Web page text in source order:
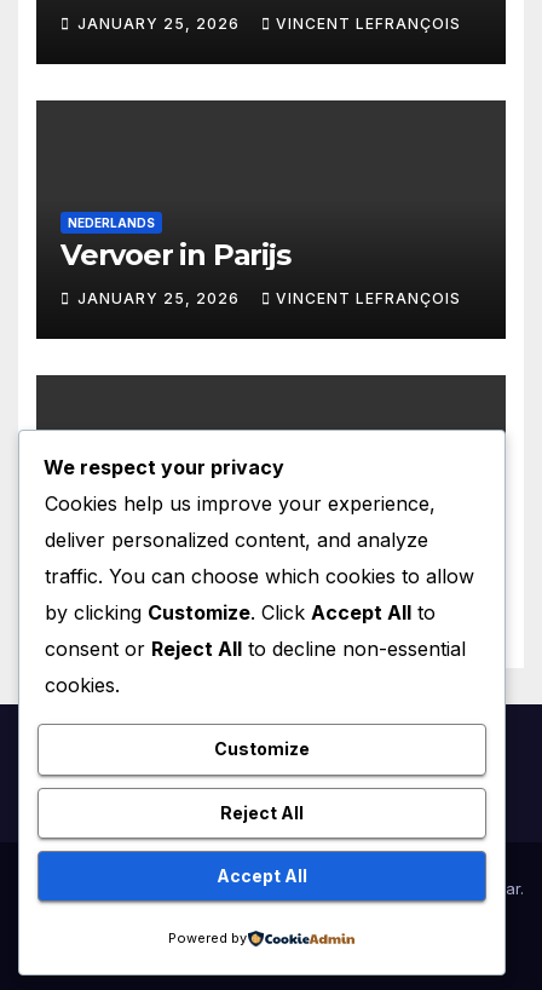
JANUARY 25, 2026 VINCENT LEFRANÇOIS
NEDERLANDS
Vervoer in Parijs
JANUARY 25, 2026 VINCENT LEFRANÇOIS
CATALA
Personatges de Ficció a París
JANUARY 24, 2026 VINCENT LEFRANÇOIS
French4us.net
Proudly powered by WordPress| Theme: Themeansar.
HomeOnline lessons
We respect your privacy
Cookies help us improve your experience,
deliver personalized content, and analyze
traffic. You can choose which cookies to allow
by clicking Customize. Click Accept All to
consent or Reject All to decline non-essential
cookies.
Customize
Reject All
Accept All
Powered by